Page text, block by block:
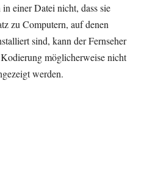
einer Datei nicht, dass sie
zu Computern, auf denen
sind, kann der Fernseher
möglicherweise nicht
werden.